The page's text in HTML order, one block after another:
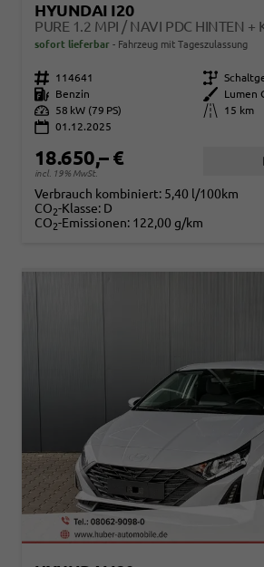
HYUNDAI I20
sofort lieferbar Fahrzeug mit Tageszulassung
Fahrzeugnr. 114641 Getriebe
Kraftstoff
Benzin Außenfarbe
Lumen
Leistung
58 kW (79 PS) Kilometerstand
15 km
01.12.2025
18.650,– €
incl. 19% MwSt.
Verbrauch kombiniert: 5,40 l/100km
CO2-Klasse: D
CO2-Emissionen: 122,00 g/km